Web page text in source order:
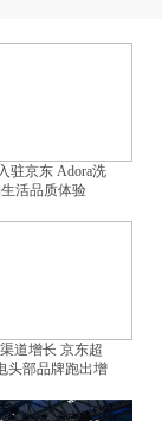
驻京东 Adora洗
活品质体验
道增长 京东超
头部品牌跑出增